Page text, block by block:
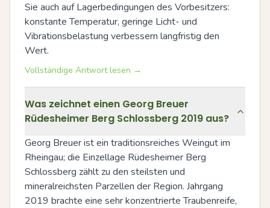
Sie auch auf Lagerbedingungen des Vorbesitzers:
konstante Temperatur, geringe Licht- und
Vibrationsbelastung verbessern langfristig den
Wert.
Vollständige Antwort lesen →
Was zeichnet einen Georg Breuer
Rüdesheimer Berg Schlossberg 2019 aus?
Georg Breuer ist ein traditionsreiches Weingut im
Rheingau; die Einzellage Rüdesheimer Berg
Schlossberg zählt zu den steilsten und
mineralreichsten Parzellen der Region. Jahrgang
2019 brachte eine sehr konzentrierte Traubenreife,